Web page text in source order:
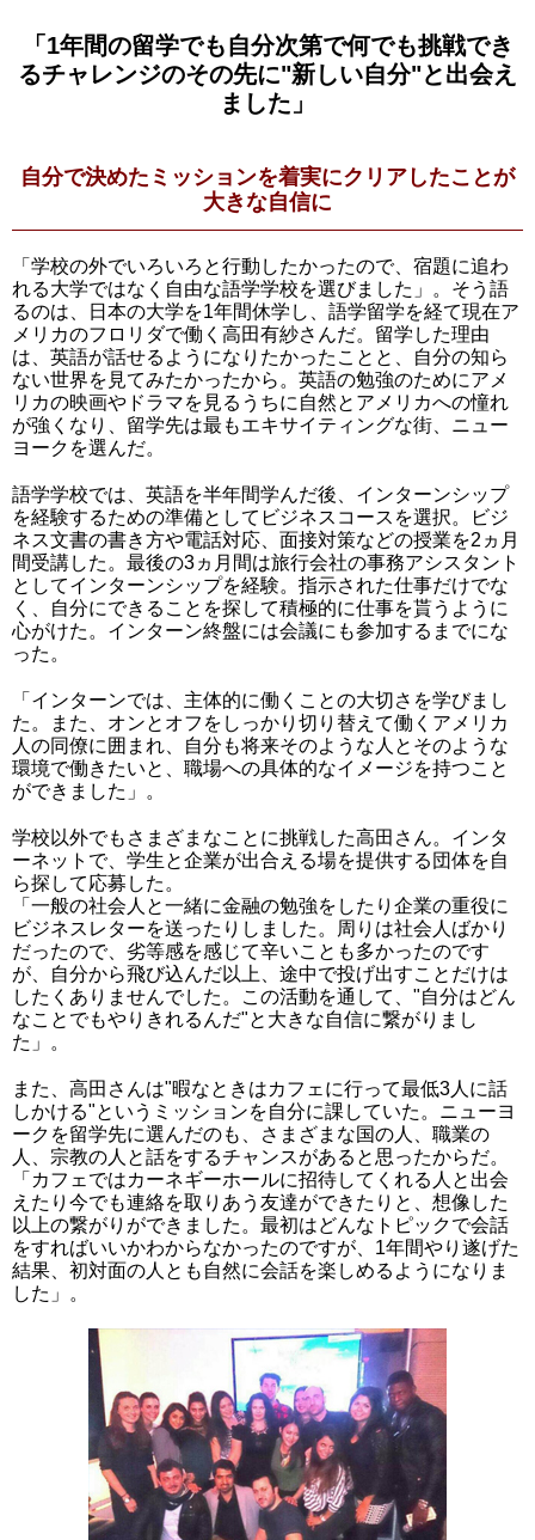
「1年間の留学でも自分次第で何でも挑戦でき
るチャレンジのその先に"新しい自分"と出会え
ました」
自分で決めたミッションを着実にクリアしたことが
大きな自信に
「学校の外でいろいろと行動したかったので、宿題に追わ
れる大学ではなく自由な語学学校を選びました」。そう語
るのは、日本の大学を1年間休学し、語学留学を経て現在ア
メリカのフロリダで働く高田有紗さんだ。留学した理由
は、英語が話せるようになりたかったことと、自分の知ら
ない世界を見てみたかったから。英語の勉強のためにアメ
リカの映画やドラマを見るうちに自然とアメリカへの憧れ
が強くなり、留学先は最もエキサイティングな街、ニュー
ヨークを選んだ。
語学学校では、英語を半年間学んだ後、インターンシップ
を経験するための準備としてビジネスコースを選択。ビジ
ネス文書の書き方や電話対応、面接対策などの授業を2ヵ月
間受講した。最後の3ヵ月間は旅行会社の事務アシスタント
としてインターンシップを経験。指示された仕事だけでな
く、自分にできることを探して積極的に仕事を貰うように
心がけた。インターン終盤には会議にも参加するまでにな
った。
「インターンでは、主体的に働くことの大切さを学びまし
た。また、オンとオフをしっかり切り替えて働くアメリカ
人の同僚に囲まれ、自分も将来そのような人とそのような
環境で働きたいと、職場への具体的なイメージを持つこと
ができました」。
学校以外でもさまざまなことに挑戦した高田さん。インタ
ーネットで、学生と企業が出合える場を提供する団体を自
ら探して応募した。
「一般の社会人と一緒に金融の勉強をしたり企業の重役に
ビジネスレターを送ったりしました。周りは社会人ばかり
だったので、劣等感を感じて辛いことも多かったのです
が、自分から飛び込んだ以上、途中で投げ出すことだけは
したくありませんでした。この活動を通して、"自分はどん
なことでもやりきれるんだ"と大きな自信に繋がりまし
た」。
また、高田さんは"暇なときはカフェに行って最低3人に話
しかける"というミッションを自分に課していた。ニューヨ
ークを留学先に選んだのも、さまざまな国の人、職業の
人、宗教の人と話をするチャンスがあると思ったからだ。
「カフェではカーネギーホールに招待してくれる人と出会
えたり今でも連絡を取りあう友達ができたりと、想像した
以上の繋がりができました。最初はどんなトピックで会話
をすればいいかわからなかったのですが、1年間やり遂げた
結果、初対面の人とも自然に会話を楽しめるようになりま
した」。